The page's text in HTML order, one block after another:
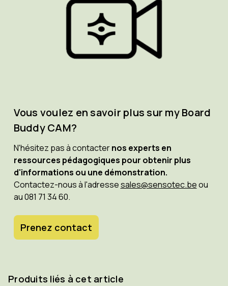
Vous voulez en savoir plus sur my Board
Buddy CAM?
N'hésitez pas à contacternos experts en
ressources pédagogiques pour obtenir plus
d'informations ou une démonstration.
Contactez-nous à l'adressesales@sensotec.beou
au 081 71 34 60.
Prenez contact
Produits liés à cet article